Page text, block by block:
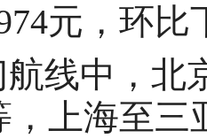
元，环比
航线中，北
，上海至